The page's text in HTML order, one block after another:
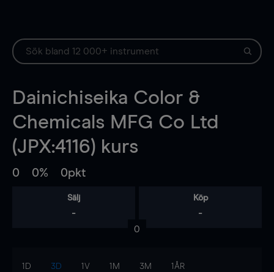
Dainichiseika Color &
Chemicals MFG Co Ltd
(JPX:4116) kurs
0 0% 0pkt
Sälj
-
Köp
-
0
1D 3D 1V 1M 3M 1ÅR